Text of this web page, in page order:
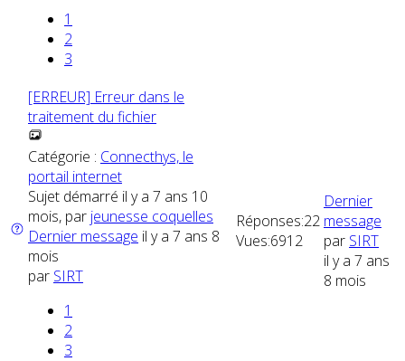
1
2
3
[ERREUR] Erreur dans le
traitement du fichier
Catégorie : Connecthys, le
portail internet
Sujet démarré il y a 7 ans 10
mois, par jeunesse coquelles
Dernier message il y a 7 ans 8
mois
par SIRT
1
2
3
Réponses:22
Vues:6912
Dernier
message
par SIRT
il y a 7 ans
8 mois